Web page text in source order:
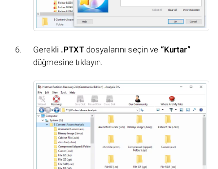
Gerekli .PTXTdosyalarını seçin ve “Kurtar”
düğmesine tıklayın.